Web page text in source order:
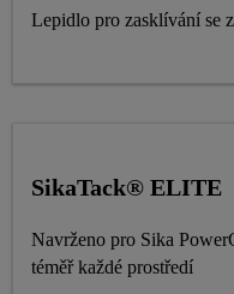
Lepidlo pro zasklívání se
SikaTack® ELITE
Navrženo pro Sika
téměř každé prostředí